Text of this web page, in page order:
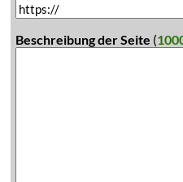
Beschreibung der Seite (